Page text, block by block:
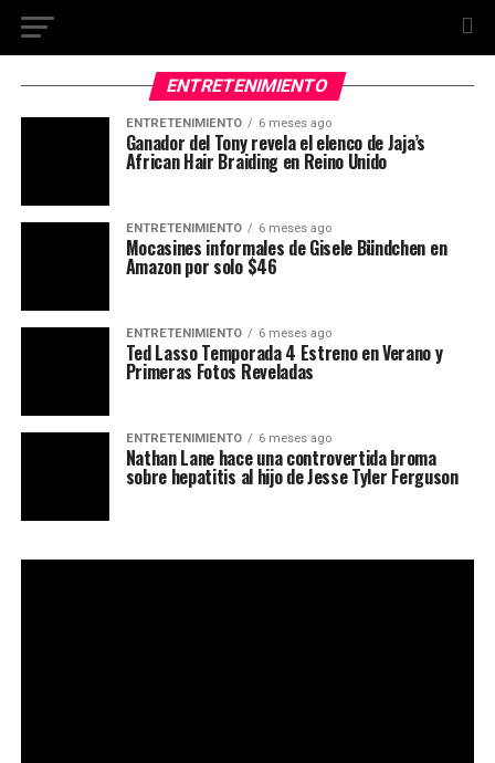
ENTRETENIMIENTO
ENTRETENIMIENTO 6 meses ago
Ganador del Tony revela el elenco de Jaja’s
African Hair Braiding en Reino Unido
ENTRETENIMIENTO 6 meses ago
Mocasines informales de Gisele Bündchen en
Amazon por solo $46
ENTRETENIMIENTO 6 meses ago
Ted Lasso Temporada 4 Estreno en Verano y
Primeras Fotos Reveladas
ENTRETENIMIENTO 6 meses ago
Nathan Lane hace una controvertida broma
sobre hepatitis al hijo de Jesse Tyler Ferguson